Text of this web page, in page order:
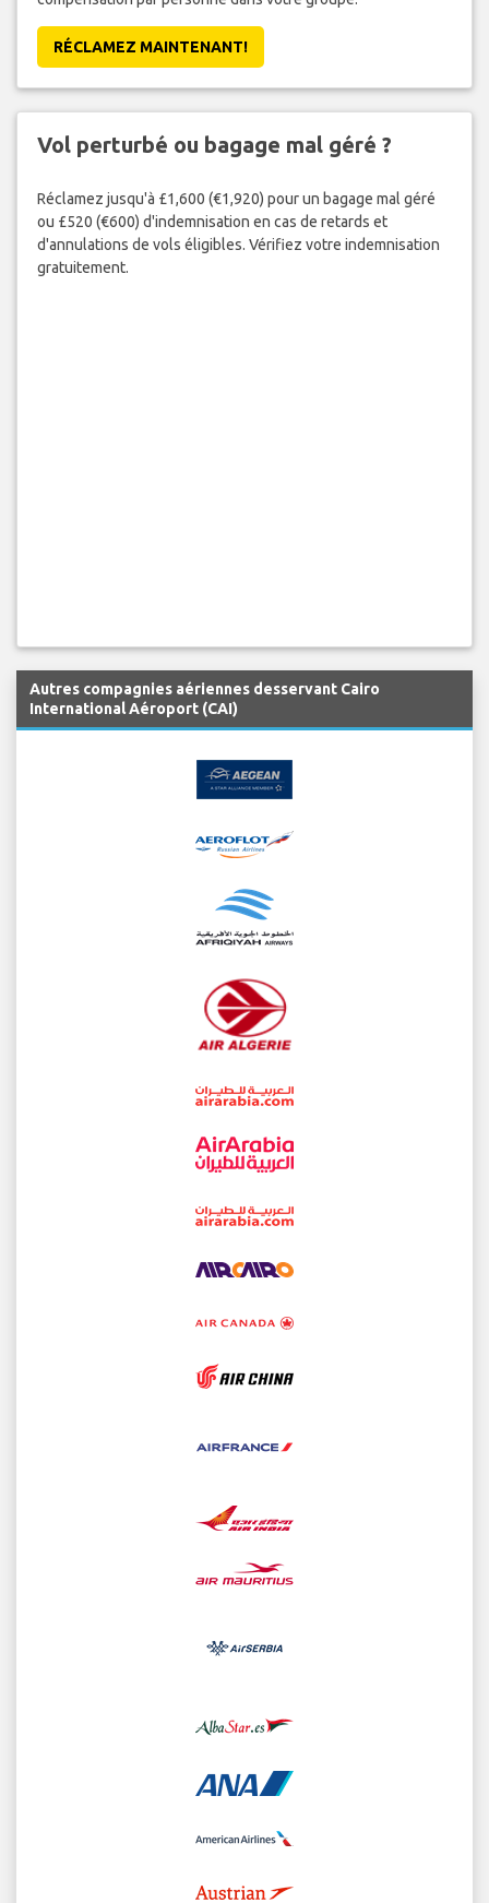
RÉCLAMEZ MAINTENANT!
Vol perturbé ou bagage mal géré ?
Réclamez jusqu'à £1,600 (€1,920) pour un bagage mal géré
ou £520 (€600) d'indemnisation en cas de retards et
d'annulations de vols éligibles. Vérifiez votre indemnisation
gratuitement.
Autres compagnies aériennes desservant Cairo
International Aéroport (CAI)